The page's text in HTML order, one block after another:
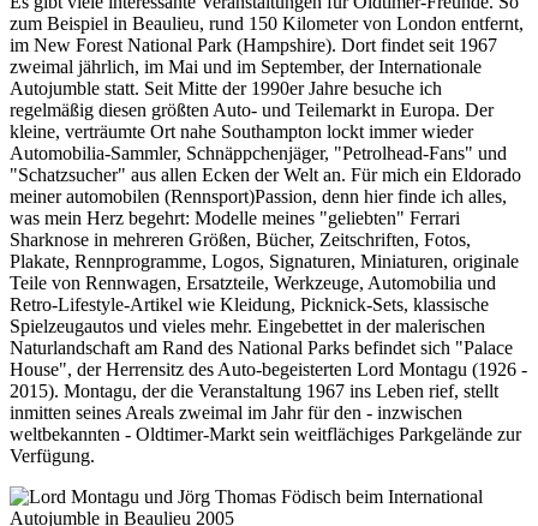
zum Beispiel in Beaulieu, rund 150 Kilometer von London entfernt,
im New Forest National Park (Hampshire). Dort findet seit 1967
zweimal jährlich, im Mai und im September, der Internationale
Autojumble statt. Seit Mitte der 1990er Jahre besuche ich
regelmäßig diesen größten Auto- und Teilemarkt in Europa. Der
kleine, verträumte Ort nahe Southampton lockt immer wieder
Automobilia-Sammler, Schnäppchenjäger, "Petrolhead-Fans" und
"Schatzsucher" aus allen Ecken der Welt an. Für mich ein Eldorado
meiner automobilen (Rennsport)Passion, denn hier finde ich alles,
was mein Herz begehrt: Modelle meines "geliebten" Ferrari
Sharknose in mehreren Größen, Bücher, Zeitschriften, Fotos,
Plakate, Rennprogramme, Logos, Signaturen, Miniaturen, originale
Teile von Rennwagen, Ersatzteile, Werkzeuge, Automobilia und
Retro-Lifestyle-Artikel wie Kleidung, Picknick-Sets, klassische
Spielzeugautos und vieles mehr. Eingebettet in der malerischen
Naturlandschaft am Rand des National Parks befindet sich "Palace
House", der Herrensitz des Auto-begeisterten Lord Montagu (1926 -
2015). Montagu, der die Veranstaltung 1967 ins Leben rief, stellt
inmitten seines Areals zweimal im Jahr für den - inzwischen
weltbekannten - Oldtimer-Markt sein weitflächiges Parkgelände zur
Verfügung.